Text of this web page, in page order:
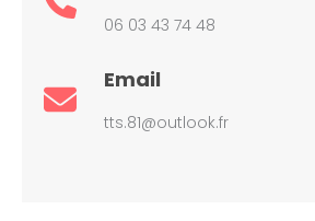
06 03 43 74 48
Email
tts.81@outlook.fr